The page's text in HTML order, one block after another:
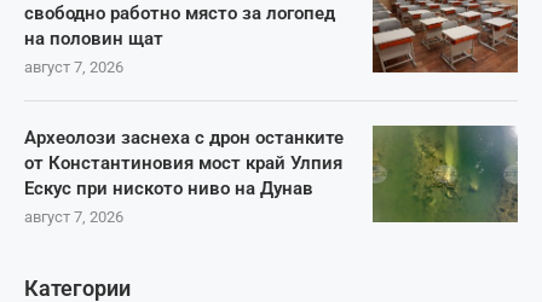
свободно работно място за логопед
на половин щат
август 7, 2026
Археолози заснеха с дрон останките
от Константиновия мост край Улпия
Ескус при ниското ниво на Дунав
август 7, 2026
Категории